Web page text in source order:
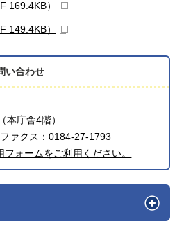
169.4KB）
149.4KB）
い合わせ
本庁舎4階）
ァクス：0184-27-1793
ォームをご利用ください。